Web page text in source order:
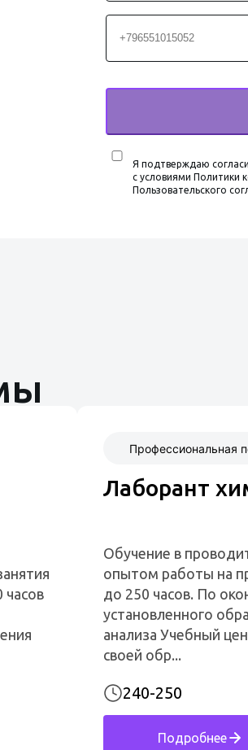
Я подтверждаю
с условиями Политики
Пользовательского
часов
Профессиональная
Лаборант
Обучение в
опытом работы на
до 250 часов. По
установленного
анализа Учебный
своей обр...
240-250
Подробнее